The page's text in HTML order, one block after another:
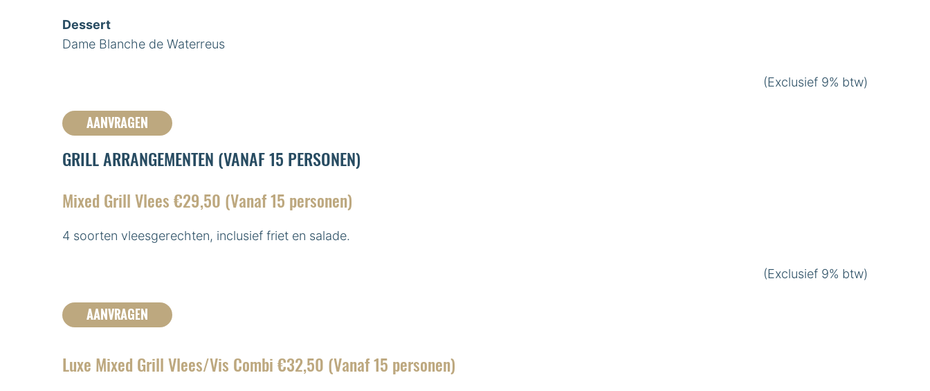
Dessert
Dame Blanche de Waterreus
(Exclusief 9% btw)
AANVRAGEN
GRILL ARRANGEMENTEN (VANAF 15 PERSONEN)
Mixed Grill Vlees €29,50 (Vanaf 15 personen)
4 soorten vleesgerechten, inclusief friet en salade.
(Exclusief 9% btw)
AANVRAGEN
Luxe Mixed Grill Vlees/Vis Combi €32,50 (Vanaf 15 personen)